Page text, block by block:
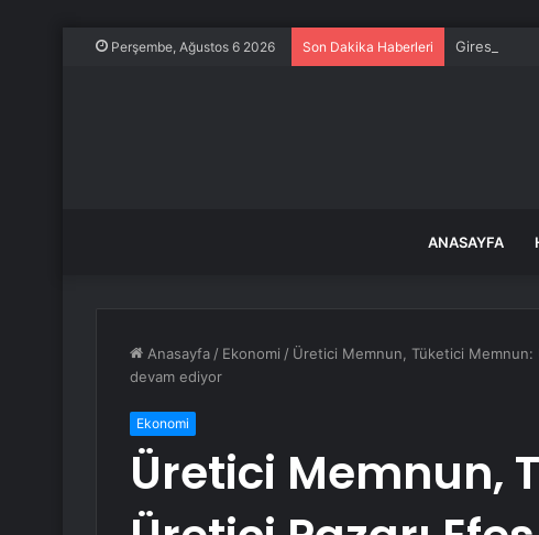
Perşembe, Ağustos 6 2026 Son Dakika Haberleri Giresun’da
ANASAYFA
Anasayfa / Ekonomi / Üretici Memnun, Tüketici Memnun:
devam ediyor
Ekonomi
Üretici Memnun,